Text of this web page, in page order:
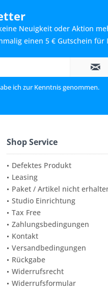
Neuigkeit oder Aktion
einen 5 € Gutschein für
ich zur Kenntnis genommen.
Shop Service
Defektes Produkt
Leasing
Paket / Artikel nicht
Studio Einrichtung
Tax Free
Zahlungsbedingungen
Kontakt
Versandbedingungen
Rückgabe
Widerrufsrecht
Widerrufsformular